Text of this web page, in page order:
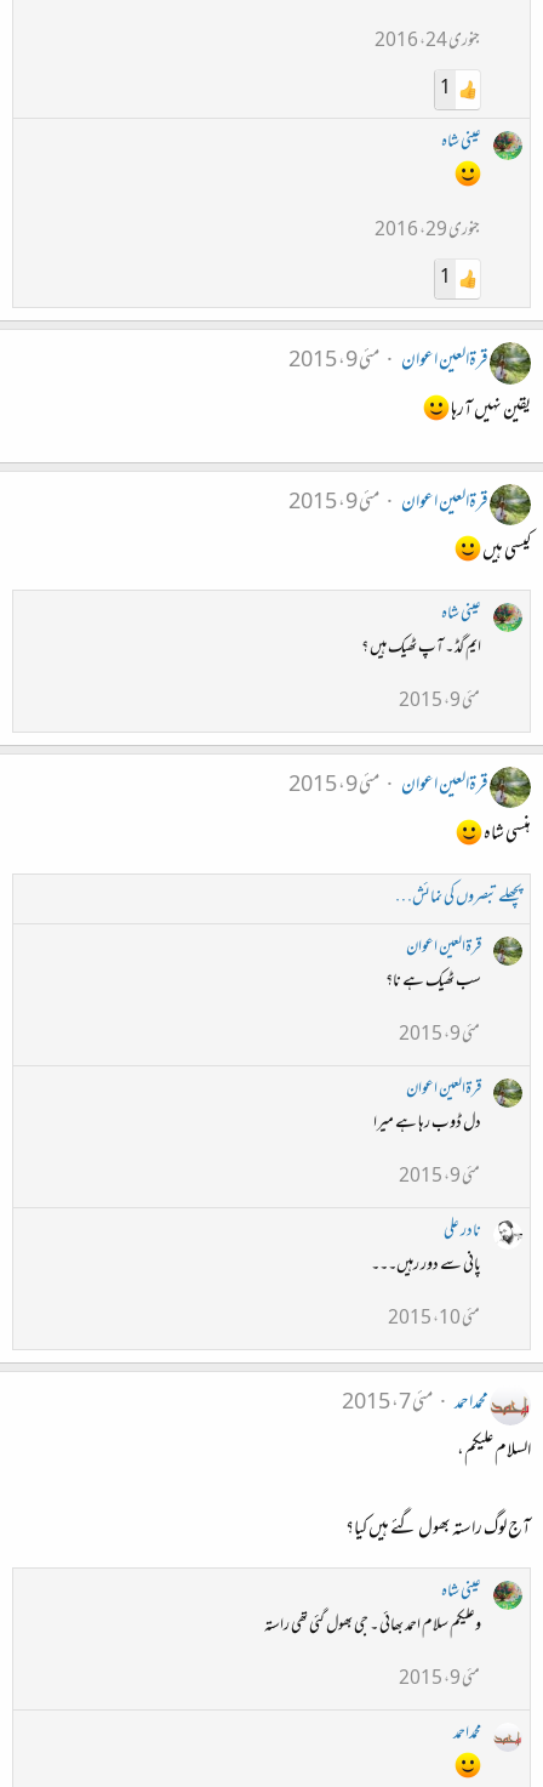
جنوری 24، 2016
1
عینی شاہ
جنوری 29، 2016
1
قرۃالعین اعوان
مئی 9، 2015
یقین نہیں آرہا
قرۃالعین اعوان
مئی 9، 2015
کیسی ہیں
عینی شاہ
ایم گڈ ۔ آپ ٹھیک ہیں ؟
مئی 9، 2015
قرۃالعین اعوان
مئی 9، 2015
ہنسی شاہ
پچھلے تبصروں کی نمائش…
قرۃالعین اعوان
سب ٹھیک ہے نا؟
مئی 9، 2015
قرۃالعین اعوان
دل ڈوب رہا ہے میرا
مئی 9، 2015
نادر علی
پانی سے دور رہیں۔۔۔
مئی 10، 2015
محمداحمد
مئی 7، 2015
السلام علیکم،
آج لوگ راستہ بھول گئے ہیں کیا؟
عینی شاہ
وعلیکم سلام احمد بھائی ۔ جی بھول گئی تھی راستہ
مئی 9، 2015
محمداحمد